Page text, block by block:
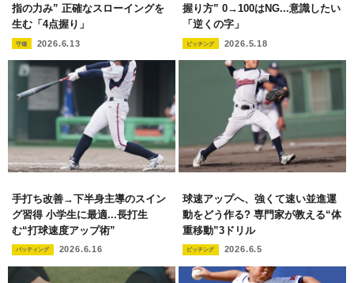
指の力み” 正確なスローイングを
生む「4点握り」
守備 2026.6.13
握り方” 0→100はNG...意識したい
「逆くの字」
ピッチング 2026.5.18
手打ち改善→下半身主導のスイン
グ習得 小学生に最適...長打生
む“打球速度アップ術”
バッティング 2026.6.16
球速アップへ、強くて速い並進運
動をどう作る? 専門家が教える“体
重移動”3ドリル
ピッチング 2026.6.5